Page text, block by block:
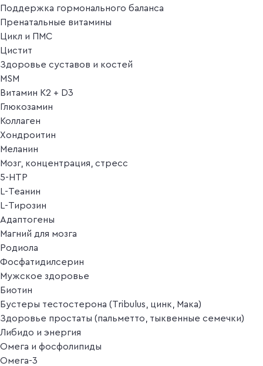
Поддержка гормонального баланса
Пренатальные витамины
Цикл и ПМС
Цистит
Здоровье суставов и костей
MSM
Витамин K2 + D3
Глюкозамин
Коллаген
Хондроитин
Меланин
Мозг, концентрация, стресс
5-HTP
L-Теанин
L-Тирозин
Адаптогены
Магний для мозга
Родиола
Фосфатидилсерин
Мужское здоровье
Биотин
Бустеры тестостерона (Tribulus, цинк, Мака)
Здоровье простаты (пальметто, тыквенные семечки)
Либидо и энергия
Омега и фосфолипиды
Омега-3